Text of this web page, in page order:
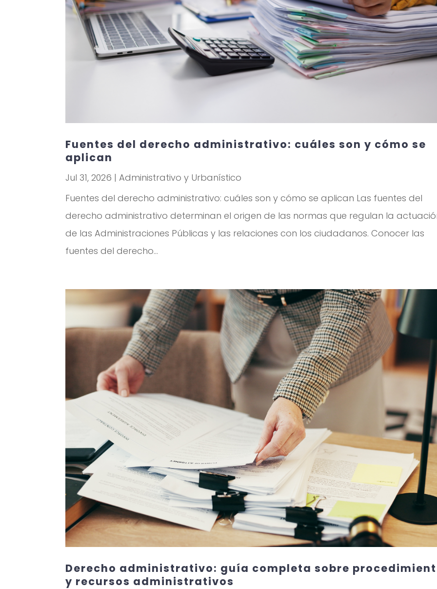
Fuentes del derecho administrativo: cuáles son y cómo se
aplican
Jul 31, 2026 |Administrativo y Urbanístico
Fuentes del derecho administrativo: cuáles son y cómo se aplican Las fuentes del
derecho administrativo determinan el origen de las normas que regulan la
de las Administraciones Públicas y las relaciones con los ciudadanos. Conocer las
fuentes del derecho...
Derecho administrativo: guía completa sobre
y recursos administrativos